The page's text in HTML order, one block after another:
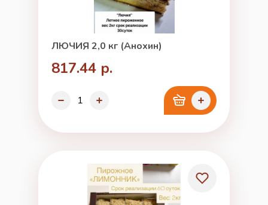
ЛЮЧИЯ 2,0 кг (Анохин)
817.44 р.